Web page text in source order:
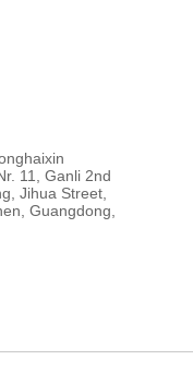
11, Ganli 2nd
Jihua Street,
Guangdong,